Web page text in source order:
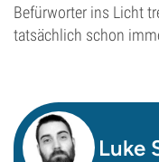
Befürworter ins Licht
tatsächlich schon
Luke